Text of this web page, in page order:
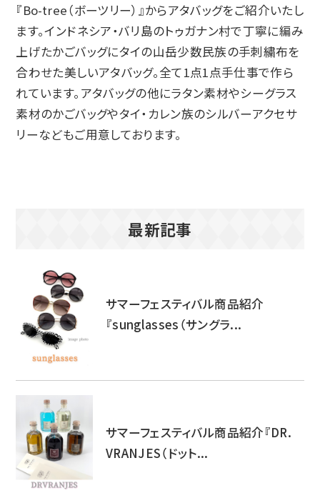
『Bo-tree（ボーツリー）』からアタバッグをご紹介いたし
ます。インドネシア・バリ島のトゥガナン村で丁寧に編み
上げたかごバッグにタイの山岳少数民族の手刺繍布を
合わせた美しいアタバッグ。全て1点1点手仕事で作ら
れています。アタバッグの他にラタン素材やシーグラス
素材のかごバッグやタイ・カレン族のシルバーアクセサ
リーなどもご用意しております。
最新記事
サマーフェスティバル商品紹介
『sunglasses（サングラ...
サマーフェスティバル商品紹介『DR.
VRANJES（ドット...